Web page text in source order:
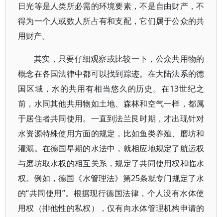
日光等是人类所必需的环境要素，不是自由财产，不
得为一个人或数人所占有和支配，它们属于公众的共
用财产。
其实，只要仔细观察或比较一下，公众共用物的
概念在各国法律中都可以找到踪迹。在大陆法系的德
国区域，水的共用有相当悠久的历史。在13世纪之
前，水同其他共用物如土地、森林和空气一样，都属
于居住者共同使用。一直到法兰艮时期，才出现针对
水资源特殊使用方面的规定，比如鱼类养殖、磨坊和
灌溉。在德国早期的水法中，就相应地规定了航运权
与磨坊取水权的相互关系，规定了共同使用权和临水
权。例如，德国《水管理法》第25条就专门规定了水
的“共同使用”。根据现行德国法律，个人没有水体使
用权（排他性的私权），仅有向水体管理机构申请的